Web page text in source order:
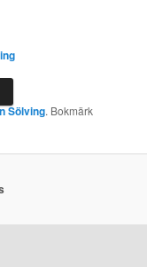
Sölving. Bokmärk